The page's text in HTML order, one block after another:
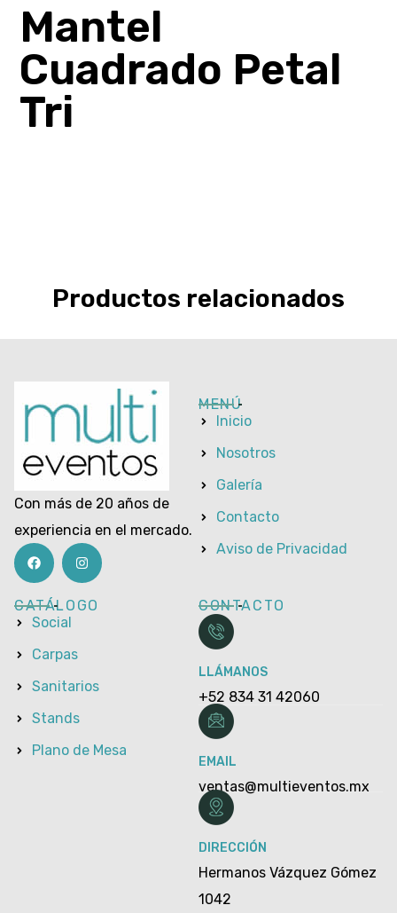
Mantel
Cuadrado Petal
Tri
Productos relacionados
Con más de 20 años de
experiencia en el mercado.
MENÚ
Inicio
Nosotros
Galería
Contacto
Aviso de Privacidad
CATÁLOGO
Social
Carpas
Sanitarios
Stands
Plano de Mesa
CONTACTO
LLÁMANOS
+52 834 31 42060
EMAIL
ventas@multieventos.mx
DIRECCIÓN
Hermanos Vázquez Gómez
1042